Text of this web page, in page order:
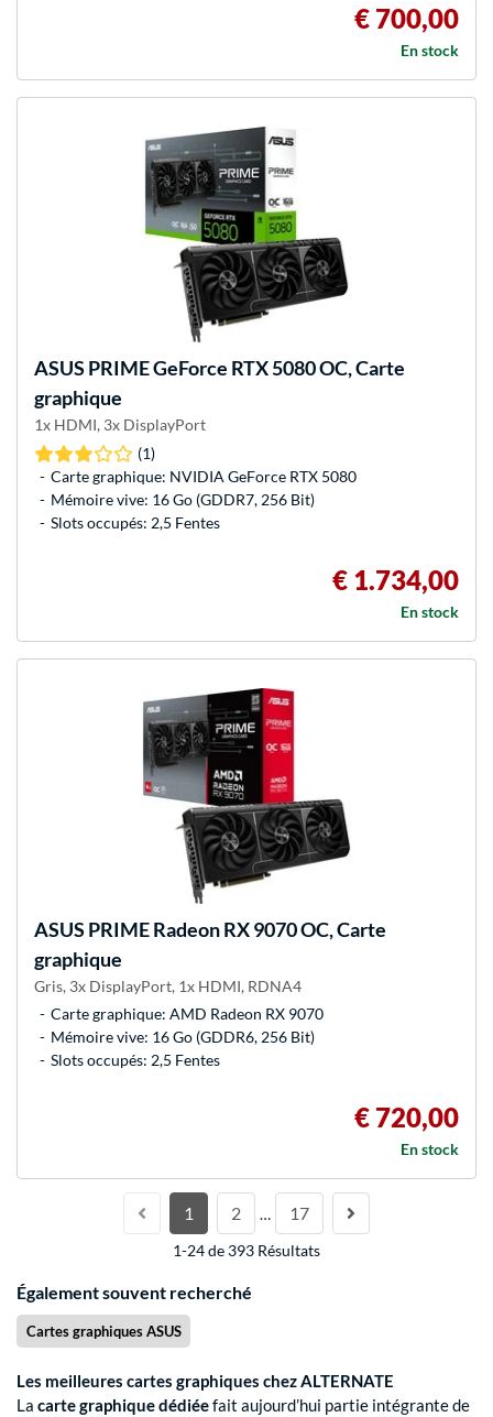
€ 700,00
En stock
ASUS PRIME GeForce RTX 5080 OC, Carte
graphique
1x HDMI, 3x DisplayPort
(1)
Carte graphique: NVIDIA GeForce RTX 5080
Mémoire vive: 16 Go (GDDR7, 256 Bit)
Slots occupés: 2,5 Fentes
€ 1.734,00
En stock
ASUS PRIME Radeon RX 9070 OC, Carte
graphique
Gris, 3x DisplayPort, 1x HDMI, RDNA4
Carte graphique: AMD Radeon RX 9070
Mémoire vive: 16 Go (GDDR6, 256 Bit)
Slots occupés: 2,5 Fentes
€ 720,00
En stock
1 2 … 17
1-24 de 393 Résultats
Également souvent recherché
Cartes graphiques ASUS
Les meilleures cartes graphiques chez ALTERNATE
La carte graphique dédiéefait aujourd’hui partie intégrante de